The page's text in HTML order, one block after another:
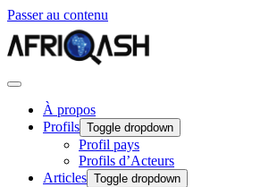
Passer au contenu
À propos
Profils Toggle dropdown
Profil pays
Profils d’Acteurs
Articles Toggle dropdown